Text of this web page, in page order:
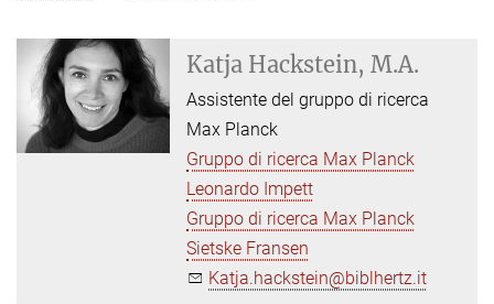
Katja Hackstein, M.A.
Assistente del gruppo di ricerca
Max Planck
Gruppo di ricerca Max Planck
Leonardo Impett
Gruppo di ricerca Max Planck
Sietske Fransen
Katja.hackstein@biblhertz.it